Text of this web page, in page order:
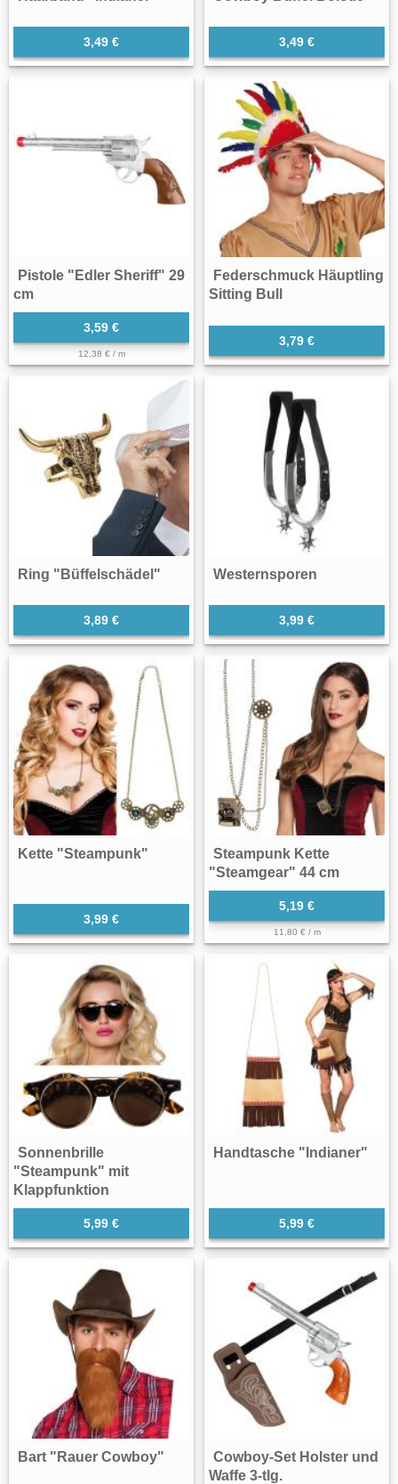
3,49 € 3,49 €
Pistole "Edler Sheriff" 29
cm
3,59 €
12,38 € / m
Federschmuck Häuptling
Sitting Bull
3,79 €
Ring "Büffelschädel"
3,89 €
Westernsporen
3,99 €
Kette "Steampunk"
3,99 €
Steampunk Kette
"Steamgear" 44 cm
5,19 €
11,80 € / m
Sonnenbrille
"Steampunk" mit
Klappfunktion
5,99 €
Handtasche "Indianer"
5,99 €
Bart "Rauer Cowboy"
Cowboy-Set Holster und
Waffe 3-tlg.